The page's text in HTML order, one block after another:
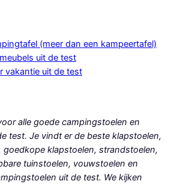
(meer dan een kampeertafel)
uit de test
vakantie uit de test
alle goede campingstoelen en
test. Je vindt er de beste klapstoelen,
goedkope klapstoelen, strandstoelen,
tuinstoelen, vouwstoelen en
uit de test. We kijken